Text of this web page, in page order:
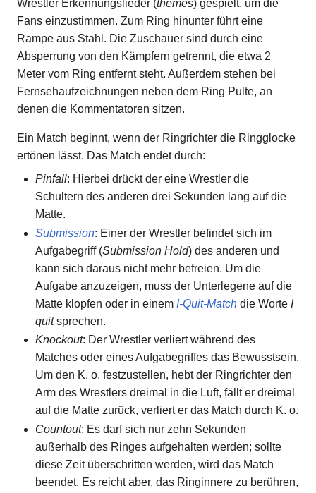
Wrestler Erkennungslieder (themes) gespielt, um die
Fans einzustimmen. Zum Ring hinunter führt eine
Rampe aus Stahl. Die Zuschauer sind durch eine
Absperrung von den Kämpfern getrennt, die etwa 2
Meter vom Ring entfernt steht. Außerdem stehen bei
Fernsehaufzeichnungen neben dem Ring Pulte, an
denen die Kommentatoren sitzen.
Ein Match beginnt, wenn der Ringrichter die Ringglocke
ertönen lässt. Das Match endet durch:
Pinfall: Hierbei drückt der eine Wrestler die
Schultern des anderen drei Sekunden lang auf die
Matte.
Submission: Einer der Wrestler befindet sich im
Aufgabegriff (Submission Hold) des anderen und
kann sich daraus nicht mehr befreien. Um die
Aufgabe anzuzeigen, muss der Unterlegene auf die
Matte klopfen oder in einem I-Quit-Matchdie Worte I
quitsprechen.
Knockout: Der Wrestler verliert während des
Matches oder eines Aufgabegriffes das Bewusstsein.
Um den K. o. festzustellen, hebt der Ringrichter den
Arm des Wrestlers dreimal in die Luft, fällt er dreimal
auf die Matte zurück, verliert er das Match durch K. o.
Countout: Es darf sich nur zehn Sekunden
außerhalb des Ringes aufgehalten werden; sollte
diese Zeit überschritten werden, wird das Match
beendet. Es reicht aber, das Ringinnere zu berühren,